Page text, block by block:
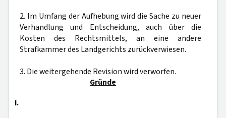
2. Im Umfang der Aufhebung wird die Sache zu neuer
Verhandlung und Entscheidung, auch über die
Kosten des Rechtsmittels, an eine andere
Strafkammer des Landgerichts zurückverwiesen.
3. Die weitergehende Revision wird verworfen.
Gründe
I.